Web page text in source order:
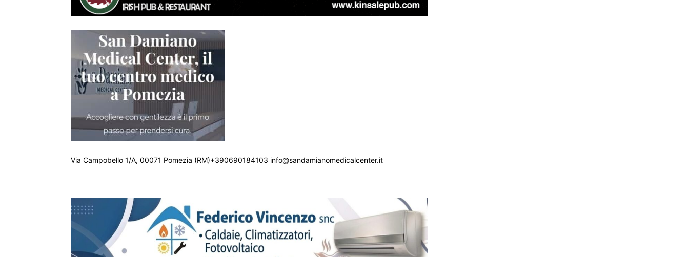
Via Campobello 1/A, 00071 Pomezia (RM)+390690184103 info@sandamianomedicalcenter.it